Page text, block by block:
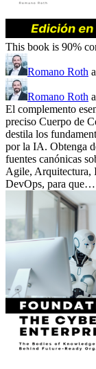
This book is 90%
Romano Roth
Romano Roth
El complemento
preciso Cuerpo de
destila los
por la IA. Obtenga
fuentes canónicas
Agile, Arquitectura,
DevOps, para que…